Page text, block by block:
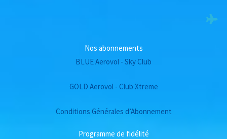
Nos abonnements
BLUE Aerovol - Sky Club
GOLD Aerovol - Club Xtreme
Conditions Générales d’Abonnement
Programme de fidélité